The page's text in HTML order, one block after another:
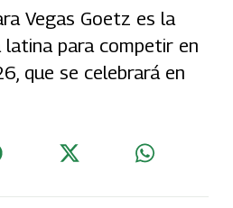
Vegas Goetz es la
latina para competir en
que se celebrará en